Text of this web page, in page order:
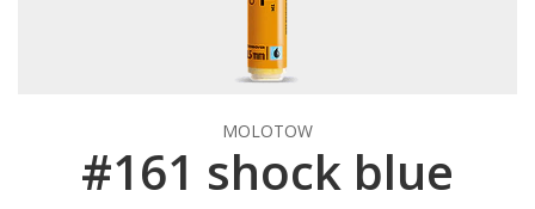
MOLOTOW
#161 shock blue